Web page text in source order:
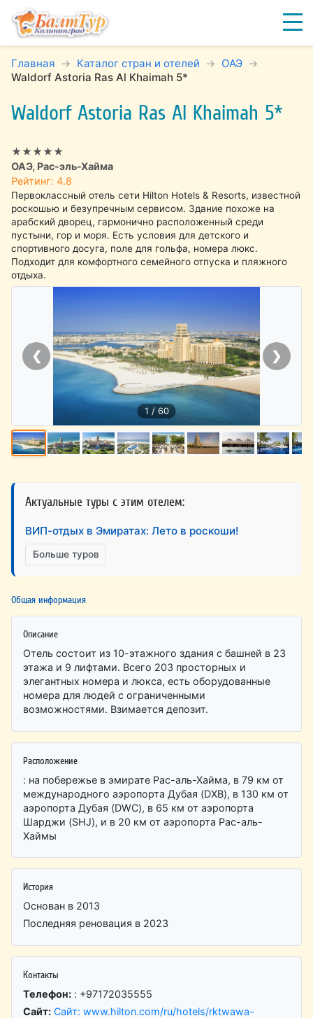
Главная Каталог стран и отелей
ОАЭ
Waldorf Astoria Ras Al Khaimah 5*
Waldorf Astoria Ras Al Khaimah 5*
★★★★★
ОАЭ, Рас-эль-Хайма
Рейтинг: 4.8
Первоклассный отель сети Hilton Hotels & Resorts, известной
роскошью и безупречным сервисом. Здание похоже на
арабский дворец, гармонично расположенный среди
пустыни, гор и моря. Есть условия для детского и
спортивного досуга, поле для гольфа, номера люкс.
Подходит для комфортного семейного отпуска и пляжного
отдыха.
❮ ❯
1 / 60
Актуальные туры с этим отелем:
ВИП-отдых в Эмиратах: Лето в роскоши!
Больше туров
Общая информация
Описание
Отель состоит из 10-этажного здания с башней в 23
этажа и 9 лифтами. Всего 203 просторных и
элегантных номера и люкса, есть оборудованные
номера для людей с ограниченными
возможностями. Взимается депозит.
Расположение
: на побережье в эмирате Рас-аль-Хайма, в 79 км от
международного аэропорта Дубая (DXB), в 130 км от
аэропорта Дубая (DWC), в 65 км от аэропорта
Шарджи (SHJ), и в 20 км от аэропорта Рас-аль-
Хаймы
История
Основан в 2013
Последняя реновация в 2023
Контакты
Телефон: : +97172035555
Сайт: Сайт: www.hilton.com/ru/hotels/rktwawa-